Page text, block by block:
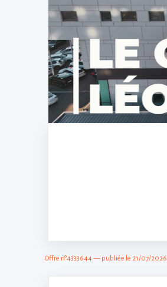
Offre n°4333644 — publiée le 21/07/2026